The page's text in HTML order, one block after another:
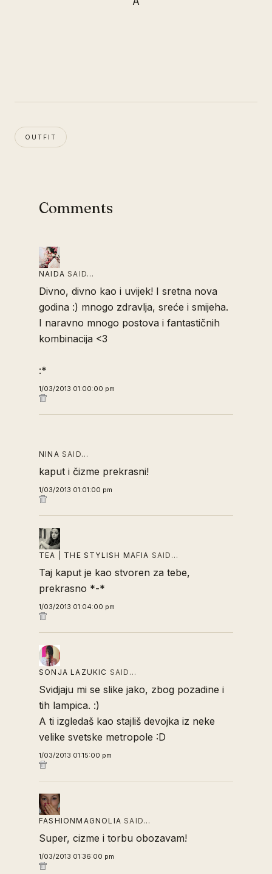
OUTFIT
Comments
NAIDA SAID…
Divno, divno kao i uvijek! I sretna nova
godina :) mnogo zdravlja, sreće i smijeha.
I naravno mnogo postova i fantastičnih
kombinacija <3
:*
1/03/2013 01:00:00 pm
NINA SAID…
kaput i čizme prekrasni!
1/03/2013 01:01:00 pm
TEA | THE STYLISH MAFIA SAID…
Taj kaput je kao stvoren za tebe,
prekrasno *-*
1/03/2013 01:04:00 pm
SONJA LAZUKIC SAID…
Svidjaju mi se slike jako, zbog pozadine i
tih lampica. :)
A ti izgledaš kao stajliš devojka iz neke
velike svetske metropole :D
1/03/2013 01:15:00 pm
FASHIONMAGNOLIA SAID…
Super, cizme i torbu obozavam!
1/03/2013 01:36:00 pm